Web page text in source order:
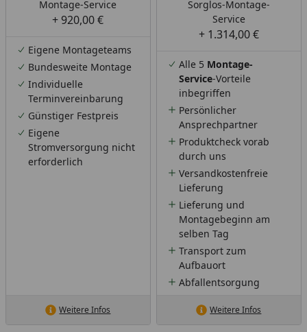
Montage-Service
+ 920,00 €
Eigene Montageteams
Bundesweite Montage
Individuelle
Terminvereinbarung
Günstiger Festpreis
Eigene
Stromversorgung nicht
erforderlich
Weitere Infos
Sorglos-Montage-
Service
+ 1.314,00 €
Alle 5 Montage-
Service-Vorteile
inbegriffen
Persönlicher
Ansprechpartner
Produktcheck vorab
durch uns
Versandkostenfreie
Lieferung
Lieferung und
Montagebeginn am
selben Tag
Transport zum
Aufbauort
Abfallentsorgung
Weitere Infos